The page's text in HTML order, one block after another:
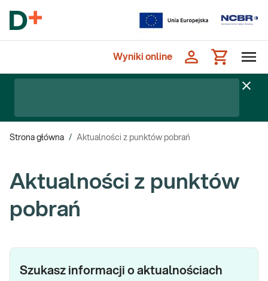
Wyniki online
Strona główna / Aktualności z punktów pobrań
Aktualności z punktów
pobrań
Szukasz informacji o aktualnościach